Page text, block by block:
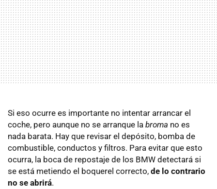
Si eso ocurre es importante no intentar arrancar el
coche, pero aunque no se arranque la broma no es
nada barata. Hay que revisar el depósito, bomba de
combustible, conductos y filtros. Para evitar que esto
ocurra, la boca de repostaje de los BMW detectará si
se está metiendo el boquerel correcto, de lo contrario
no se abrirá.